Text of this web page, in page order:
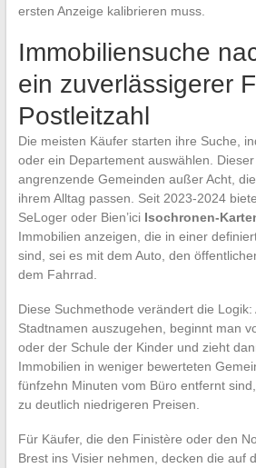
ersten Anzeige kalibrieren muss.
Immobiliensuche
ein zuverlässigerer
Postleitzahl
Die meisten Käufer starten ihre Suche,
oder ein Departement auswählen.
angrenzende Gemeinden außer Acht,
ihrem Alltag passen. Seit 2023-2024
SeLoger oder Bien’ici Isochronen-
Immobilien anzeigen, die in einer
sind, sei es mit dem Auto, den
dem Fahrrad.
Diese Suchmethode verändert die Logik:
Stadtnamen auszugehen, beginnt man
oder der Schule der Kinder und zieht
Immobilien in weniger bewerteten
fünfzehn Minuten vom Büro entfernt
zu deutlich niedrigeren Preisen.
Für Käufer, die den Finistère oder den
Brest ins Visier nehmen, decken die auf